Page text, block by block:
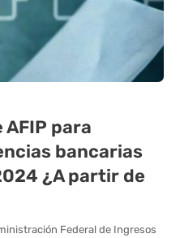
AFIP para
bancarias
¿A partir de
Federal de Ingresos